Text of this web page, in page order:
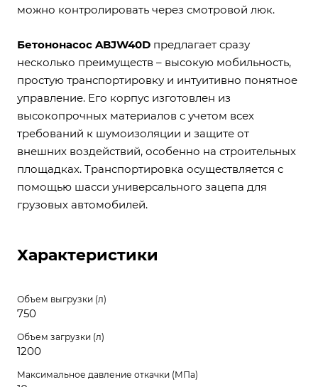
можно контролировать через смотровой люк.
Бетононасос ABJW40D предлагает сразу
несколько преимуществ – высокую мобильность,
простую транспортировку и интуитивно понятное
управление. Его корпус изготовлен из
высокопрочных материалов с учетом всех
требований к шумоизоляции и защите от
внешних воздействий, особенно на строительных
площадках. Транспортировка осуществляется с
помощью шасси универсального зацепа для
грузовых автомобилей.
Характеристики
Объем выгрузки (л)
750
Объем загрузки (л)
1200
Максимальное давление откачки (МПа)